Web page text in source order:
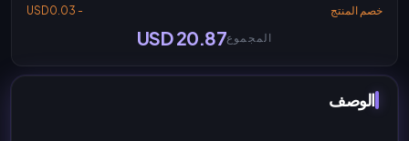
خصم المنتج
- USD0.03
المجموعUSD 20.87
الوصف